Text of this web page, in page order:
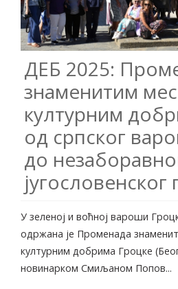
ДЕБ 2025:
знаменитим
културним
од српског
до
југословенског
У зеленој и воћној вароши
одржана је Променада
културним добрима Гроцке
новинарком Смиљаном Попов...